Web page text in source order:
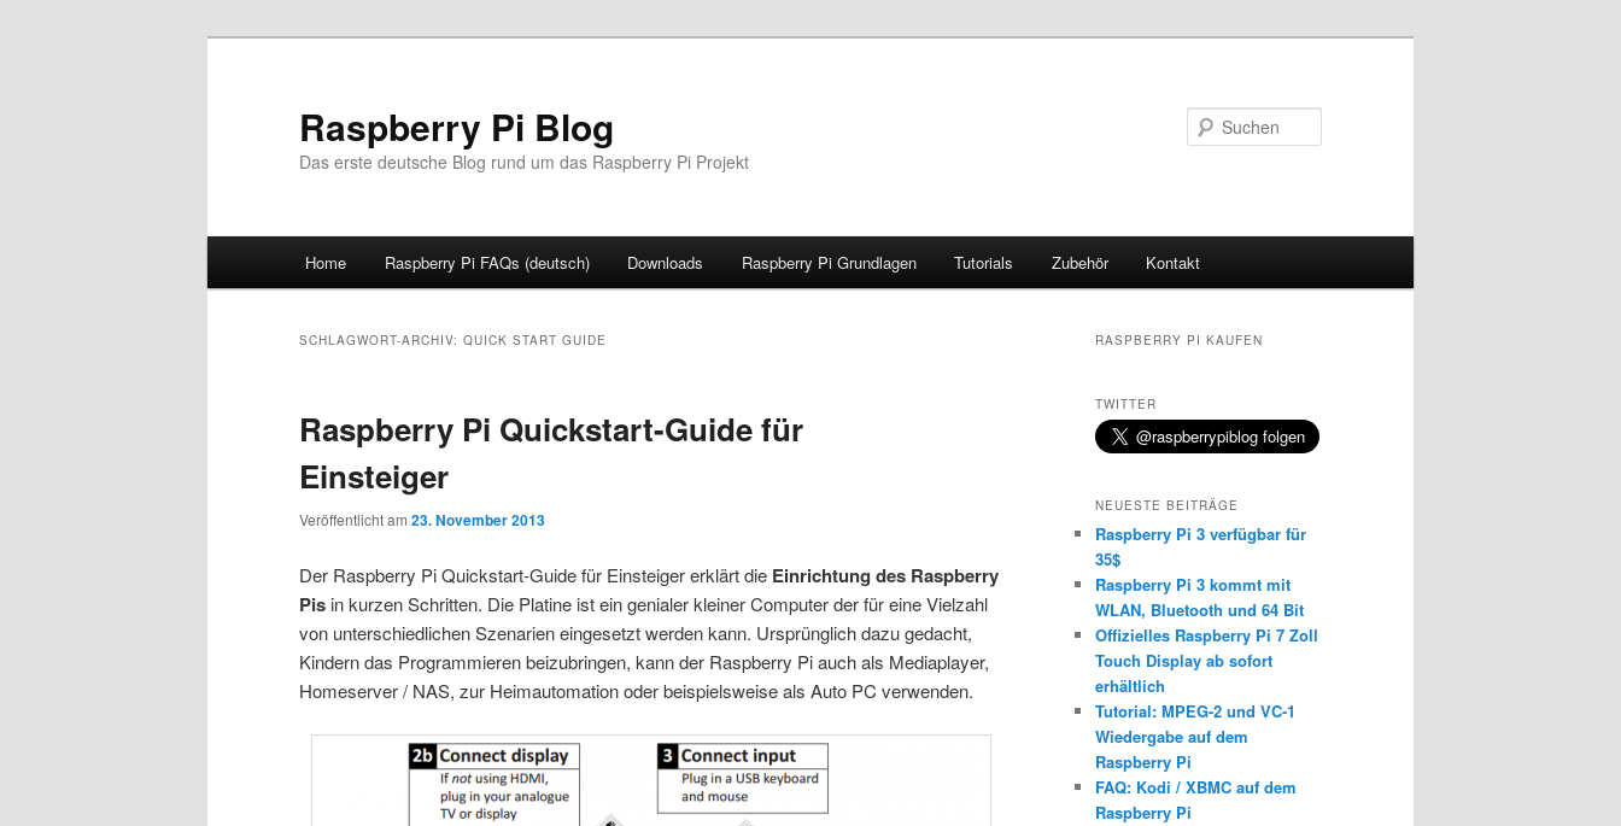
Raspberry Pi Blog
Das erste deutsche Blog rund um das Raspberry Pi Projekt
Home Raspberry Pi FAQs (deutsch) Downloads Raspberry Pi Grundlagen Tutorials Zubehör Kontakt
SCHLAGWORT-ARCHIV: QUICK START GUIDE
Raspberry Pi Quickstart-Guide für
Einsteiger
Veröffentlicht am 23. November 2013
Der Raspberry Pi Quickstart-Guide für Einsteiger erklärt die Einrichtung des Raspberry
Pis in kurzen Schritten. Die Platine ist ein genialer kleiner Computer der für eine Vielzahl
von unterschiedlichen Szenarien eingesetzt werden kann. Ursprünglich dazu gedacht,
Kindern das Programmieren beizubringen, kann der Raspberry Pi auch als Mediaplayer,
Homeserver / NAS, zur Heimautomation oder beispielsweise als Auto PC verwenden.
RASPBERRY PI KAUFEN
TWITTER
NEUESTE BEITRÄGE
Raspberry Pi 3 verfügbar für
35$
Raspberry Pi 3 kommt mit
WLAN, Bluetooth und 64 Bit
Offizielles Raspberry Pi 7 Zoll
Touch Display ab sofort
erhältlich
Tutorial: MPEG-2 und VC-1
Wiedergabe auf dem
Raspberry Pi
FAQ: Kodi / XBMC auf dem
Raspberry Pi